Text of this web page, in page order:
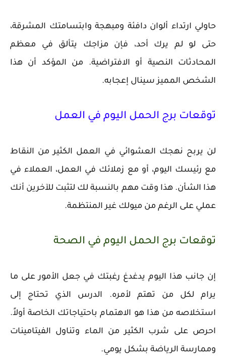
حاولي ارتداء ألوان دافئة ومبهجة وابتسامتك المشرقة،
حتى لو لم يرك أحد، فإن مزاجك يتألق في معظم
المحادثات النصية أو الافتراضية. من المؤكد أن هذا
الشخص المميز سينال إعجابه.
توقعات برج الحمل اليوم في العمل
لن يربح نهجك العشوائي في العمل الكثير من النقاط
مع رئيسك اليوم، أو مع زملائك في العمل، العملاء في
هذا الشأن. هذا وقت مهم بالنسبة لك لتثبت للآخرين أنك
عملي على الرغم من ميولك غير المنتظمة.
توقعات برج الحمل اليوم في الصحة
إن جانب هذا اليوم يدغدغ رغبتك في جعل الأمور على ما
يرام لكل من تهتم لأمره. الدرس الذي تحتاج إلى
استخلاصه من هذا هو الاهتمام باحتياجاتك الخاصة أولاً.
احرص على شرب الكثير من الماء وتناول الفيتامينات
وممارسة الرياضة بشكل يومي.